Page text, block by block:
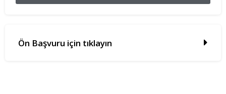
Ön Başvuru için tıklayın